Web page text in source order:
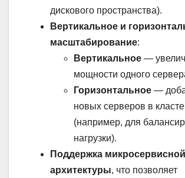
дискового пространства).
Вертикальное и
масштабирование:
Вертикальное —
мощности одного
Горизонтальное —
новых серверов в
(например, для
нагрузки).
Поддержка микросервисной
архитектуры, что позволяет